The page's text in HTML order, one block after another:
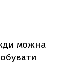
можна